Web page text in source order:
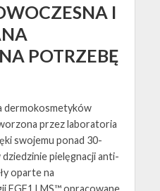
I
POTRZEBĘ
dermokosmetyków
przez laboratoria
swojemu ponad 30-
pielęgnacji anti-
oparte na
FGF1 LMS™ opracowane